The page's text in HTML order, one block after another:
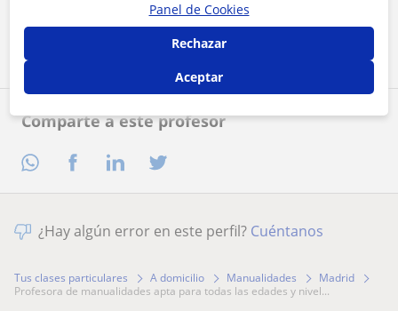
Comparte a este profesor
Contactar ahora
¿Hay algún error en este perfil? Cuéntanos
Tus clases particulares A domicilio Manualidades
Madrid
profesora de manualidades apta para todas las edades y nivel...
Panel de Cookies
Rechazar
Aceptar